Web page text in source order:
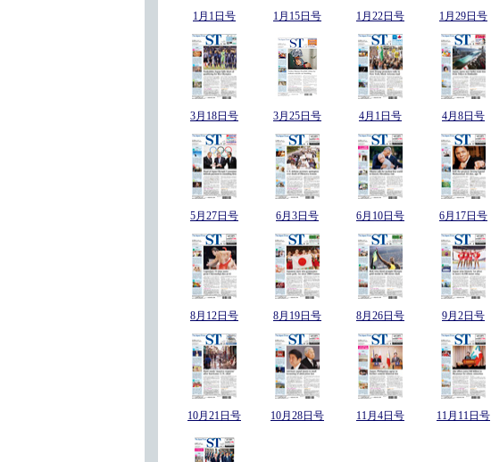
1月1日号 1月15日号 1月22日号 1月29日号
3月18日号 3月25日号 4月1日号 4月8日号
5月27日号 6月3日号 6月10日号 6月17日号
8月12日号 8月19日号 8月26日号 9月2日号
10月21日号 10月28日号 11月4日号 11月11日号